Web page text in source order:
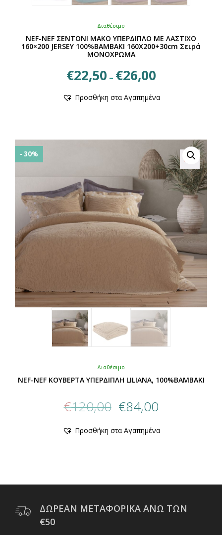
Διαθέσιμο
NEF-NEF ΣΕΝΤΟΝΙ ΜΑΚΟ ΥΠΕΡΔΙΠΛΟ ΜΕ ΛΑΣΤΙΧΟ
160×200 JERSEY 100%ΒΑΜΒΑΚΙ 160X200+30cm Σειρά
ΜΟΝΟΧΡΩΜΑ
€22,50 – €26,00Price
€22,50
το
παραλλαγές.
μπορούν
επιλεγούν
στη
σελίδα
του
προϊόντος
Προσθήκη στα Αγαπημένα
- 30%
Διαθέσιμο
NEF-NEF ΚΟΥΒΕΡΤΑ ΥΠΕΡΔΙΠΛΗ LILIANA, 100%BAMBAKI
€120,00
price
€120,00.
€84,00τρέχουσα
είναι:
το
Οι
μπορούν
Προσθήκη στα Αγαπημένα
ΔΩΡΕΑΝ ΜΕΤΑΦΟΡΙΚΑ ΑΝΩ ΤΩΝ
€50